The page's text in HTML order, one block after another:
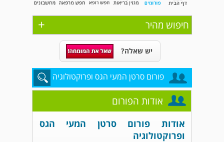
+ חיפוש מהיר
יש שאלה?
פורום סרטן המעי הגס ופרוקטולוגיה
אודות הפורום
אודות פורום סרטן המעי הגס
ופרוקטולוגיה